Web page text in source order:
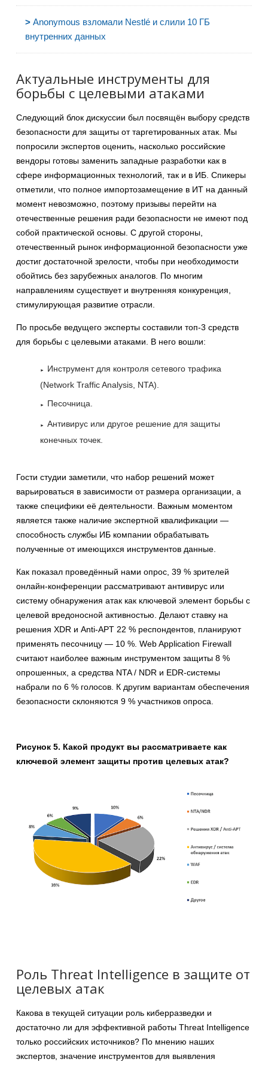
> Anonymous взломали Nestlé и слили 10 ГБ
внутренних данных
Актуальные инструменты для
борьбы с целевыми атаками
Следующий блок дискуссии был посвящён выбору средств
безопасности для защиты от таргетированных атак. Мы
попросили экспертов оценить, насколько российские
вендоры готовы заменить западные разработки как в
сфере информационных технологий, так и в ИБ. Спикеры
отметили, что полное импортозамещение в ИТ на данный
момент невозможно, поэтому призывы перейти на
отечественные решения ради безопасности не имеют под
собой практической основы. С другой стороны,
отечественный рынок информационной безопасности уже
достиг достаточной зрелости, чтобы при необходимости
обойтись без зарубежных аналогов. По многим
направлениям существует и внутренняя конкуренция,
стимулирующая развитие отрасли.
По просьбе ведущего эксперты составили топ-3 средств
для борьбы с целевыми атаками. В него вошли:
Инструмент для контроля сетевого трафика
(Network Traffic Analysis, NTA).
Песочница.
Антивирус или другое решение для защиты
конечных точек.
Гости студии заметили, что набор решений может
варьироваться в зависимости от размера организации, а
также специфики её деятельности. Важным моментом
является также наличие экспертной квалификации —
способность службы ИБ компании обрабатывать
полученные от имеющихся инструментов данные.
Как показал проведённый нами опрос, 39 % зрителей
онлайн-конференции рассматривают антивирус или
систему обнаружения атак как ключевой элемент борьбы с
целевой вредоносной активностью. Делают ставку на
решения XDR и Anti-APT 22 % респондентов, планируют
применять песочницу — 10 %. Web Application Firewall
считают наиболее важным инструментом защиты 8 %
опрошенных, а средства NTA / NDR и EDR-системы
набрали по 6 % голосов. К другим вариантам обеспечения
безопасности склоняются 9 % участников опроса.
Рисунок 5. Какой продукт вы рассматриваете как
ключевой элемент защиты против целевых атак?
Роль Threat Intelligence в защите от
целевых атак
Какова в текущей ситуации роль киберразведки и
достаточно ли для эффективной работы Threat Intelligence
только российских источников? По мнению наших
экспертов, значение инструментов для выявления